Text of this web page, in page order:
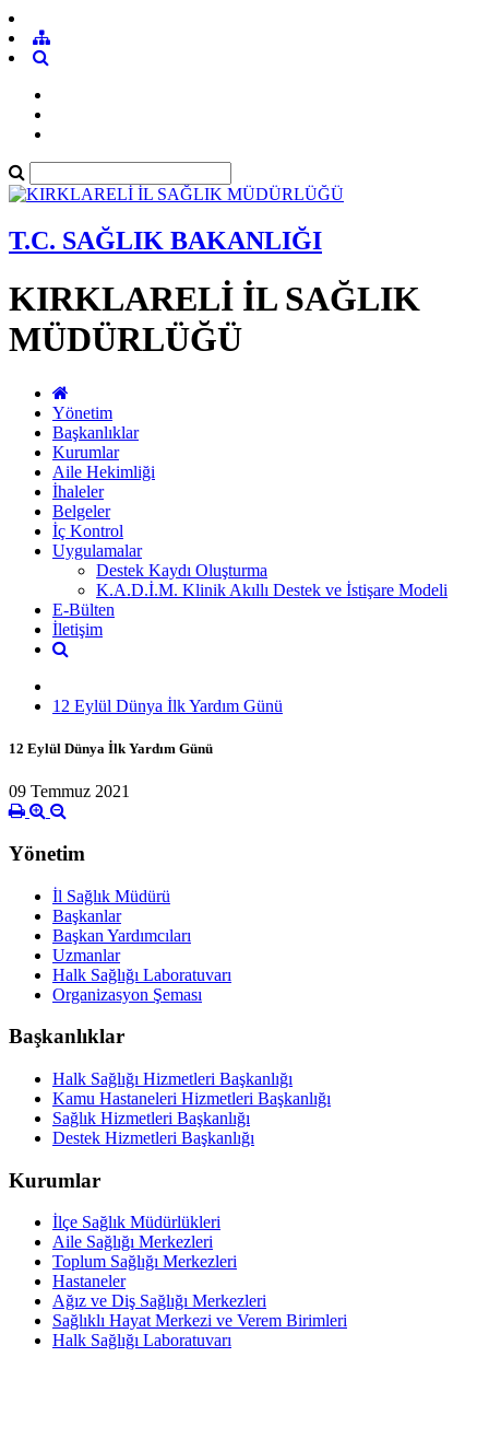
T.C. SAĞLIK BAKANLIĞI
KIRKLARELİ İL SAĞLIK
MÜDÜRLÜĞÜ
Yönetim
Başkanlıklar
Kurumlar
Aile Hekimliği
İhaleler
Belgeler
İç Kontrol
Uygulamalar
Destek Kaydı Oluşturma
K.A.D.İ.M. Klinik Akıllı Destek ve İstişare Modeli
E-Bülten
İletişim
12 Eylül Dünya İlk Yardım Günü
12 Eylül Dünya İlk Yardım Günü
09 Temmuz 2021
Yönetim
İl Sağlık Müdürü
Başkanlar
Başkan Yardımcıları
Uzmanlar
Halk Sağlığı Laboratuvarı
Organizasyon Şeması
Başkanlıklar
Halk Sağlığı Hizmetleri Başkanlığı
Kamu Hastaneleri Hizmetleri Başkanlığı
Sağlık Hizmetleri Başkanlığı
Destek Hizmetleri Başkanlığı
Kurumlar
İlçe Sağlık Müdürlükleri
Aile Sağlığı Merkezleri
Toplum Sağlığı Merkezleri
Hastaneler
Ağız ve Diş Sağlığı Merkezleri
Sağlıklı Hayat Merkezi ve Verem Birimleri
Halk Sağlığı Laboratuvarı